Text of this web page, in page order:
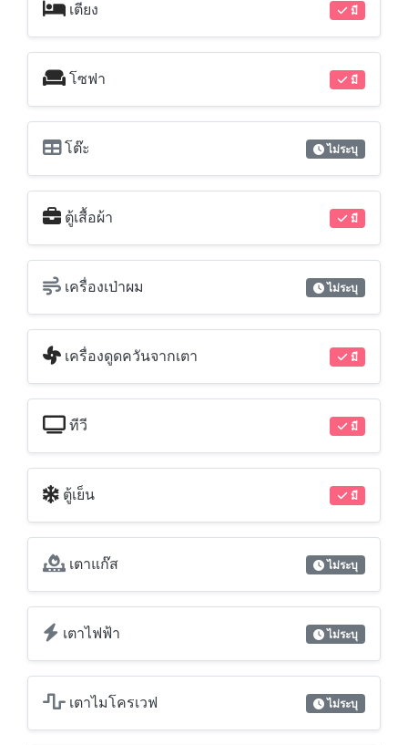
เตียง มี
โซฟา มี
โต๊ะ ไม่ระบุ
ตู้เสื้อผ้า มี
เครื่องเป่าผม ไม่ระบุ
เครื่องดูดควันจากเตา มี
ทีวี มี
ตู้เย็น มี
เตาแก๊ส ไม่ระบุ
เตาไฟฟ้า ไม่ระบุ
เตาไมโครเวฟ ไม่ระบุ